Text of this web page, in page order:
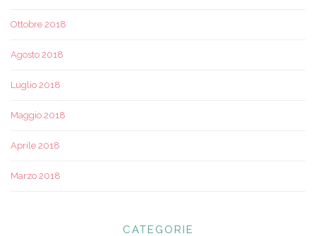
Ottobre 2018
Agosto 2018
Luglio 2018
Maggio 2018
Aprile 2018
Marzo 2018
CATEGORIE